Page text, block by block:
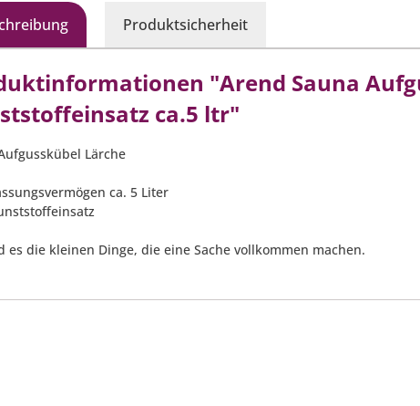
Produktsicherheit
"Arend Sauna
ca.5 ltr"
Lärche
ca. 5 Liter
es die kleinen Dinge, die eine Sache vollkommen machen.